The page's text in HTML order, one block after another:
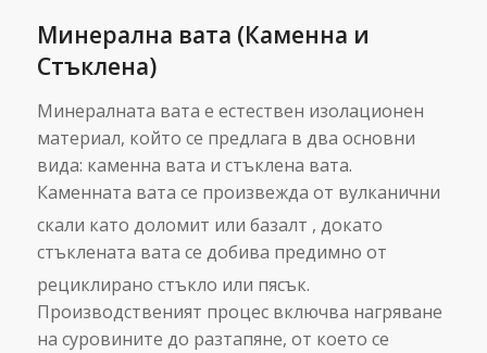
Минерална вата (Каменна и
Стъклена)
Минералната вата е естествен изолационен
материал, който се предлага в два основни
вида: каменна вата и стъклена вата.
Каменната вата се произвежда от вулканични
скали като доломит или базалт , докато
стъклената вата се добива предимно от
рециклирано стъкло или пясък.
Производственият процес включва нагряване
на суровините до разтапяне, от което се